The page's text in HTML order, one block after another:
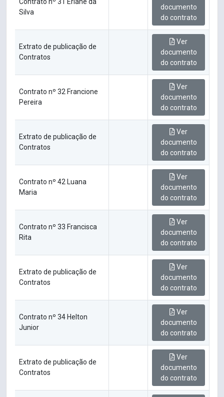
Silva
documento
do contrato
Extrato de publicação de
Contratos
Ver
documento
do contrato
Contrato nº 32 Francione
Pereira
Ver
documento
do contrato
Extrato de publicação de
Contratos
Ver
documento
do contrato
Contrato nº 42 Luana
Maria
Ver
documento
do contrato
Contrato nº 33 Francisca
Rita
Ver
documento
do contrato
Extrato de publicação de
Contratos
Ver
documento
do contrato
Contrato nº 34 Helton
Junior
Ver
documento
do contrato
Extrato de publicação de
Contratos
Ver
documento
do contrato